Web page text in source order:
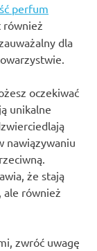
perfum
również
dla
oczekiwać
unikalne
nawiązywaniu
że stają
ale również
zwróć uwagę